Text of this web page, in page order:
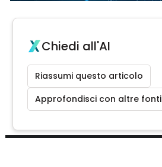
Chiedi all'AI
Riassumi questo articolo
Approfondisci con altre fonti